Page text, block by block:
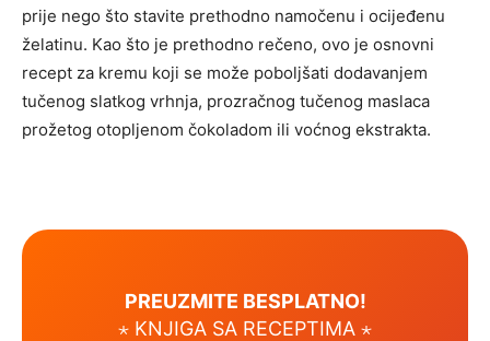
prije nego što stavite prethodno namočenu i ocijeđenu
želatinu. Kao što je prethodno rečeno, ovo je osnovni
recept za kremu koji se može poboljšati dodavanjem
tučenog slatkog vrhnja, prozračnog tučenog maslaca
prožetog otopljenom čokoladom ili voćnog ekstrakta.
PREUZMITE BESPLATNO!
⋆ KNJIGA SA RECEPTIMA ⋆